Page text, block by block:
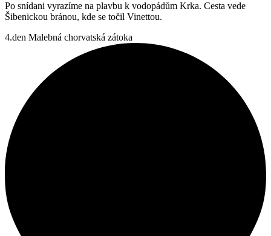
Po snídani vyrazíme na plavbu k vodopádům Krka. Cesta vede
Šibenickou bránou, kde se točil Vinettou.
4.den Malebná chorvatská zátoka